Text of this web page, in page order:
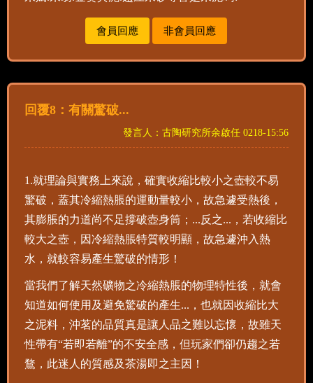
會員回應 非會員回應
回覆8：有關驚破...
發言人：古陶研究所余啟任 0218-15:56
1.就理論與實務上來說，確實收縮比較小之壺較不易
驚破，蓋其冷縮熱脹的運動量較小，故急遽受熱後，
其膨脹的力道尚不足撐破壺身筒；...反之...，若收縮比
較大之壺，因冷縮熱脹特質較明顯，故急遽沖入熱
水，就較容易產生驚破的情形！
當我們了解天然礦物之冷縮熱脹的物理特性後，就會
知道如何使用及避免驚破的產生...，也就因收縮比大
之泥料，沖茗的品質真是讓人品之難以忘懷，故雖天
性帶有“若即若離”的不安全感，但玩家們卻仍趨之若
鶩，此迷人的質感及茶湯即之主因！